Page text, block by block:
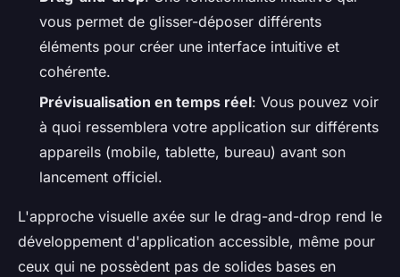
vous permet de glisser-déposer différents
éléments pour créer une interface intuitive et
cohérente.
Prévisualisation en temps réel: Vous pouvez voir
à quoi ressemblera votre application sur différents
appareils (mobile, tablette, bureau) avant son
lancement officiel.
L'approche visuelle axée sur le drag-and-drop rend le
développement d'application accessible, même pour
ceux qui ne possèdent pas de solides bases en